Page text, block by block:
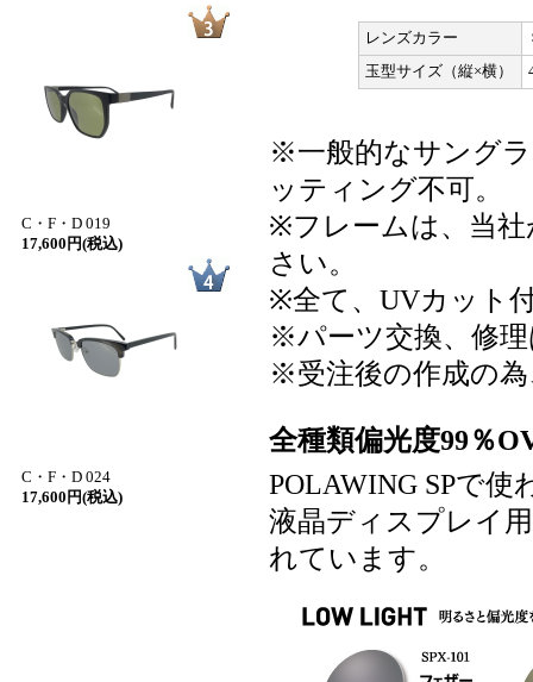
C・F・D 019
17,600円(税込)
C・F・D 024
17,600円(税込)
レンズカラー
玉型サイズ（縦×横）
※一般的なサング
ッティング不可。
※フレームは、当
さい。
※全て、UVカット
※パーツ交換、修理
※受注後の作成の為
全種類偏光度99％
POLAWING SPで
液晶ディスプレイ
れています。